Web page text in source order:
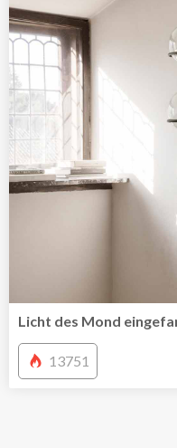
Licht des Mond
13751